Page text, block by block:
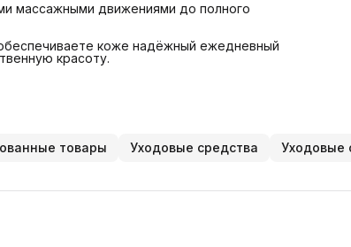
массажными движениями до полного
обеспечиваете коже надёжный ежедневный
красоту.
товары Уходовые средства Уходовые